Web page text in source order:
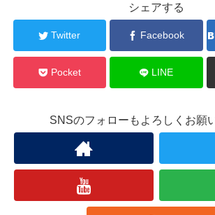
シェアする
Twitter Facebook
Pocket LINE
SNSのフォローもよろしくお願